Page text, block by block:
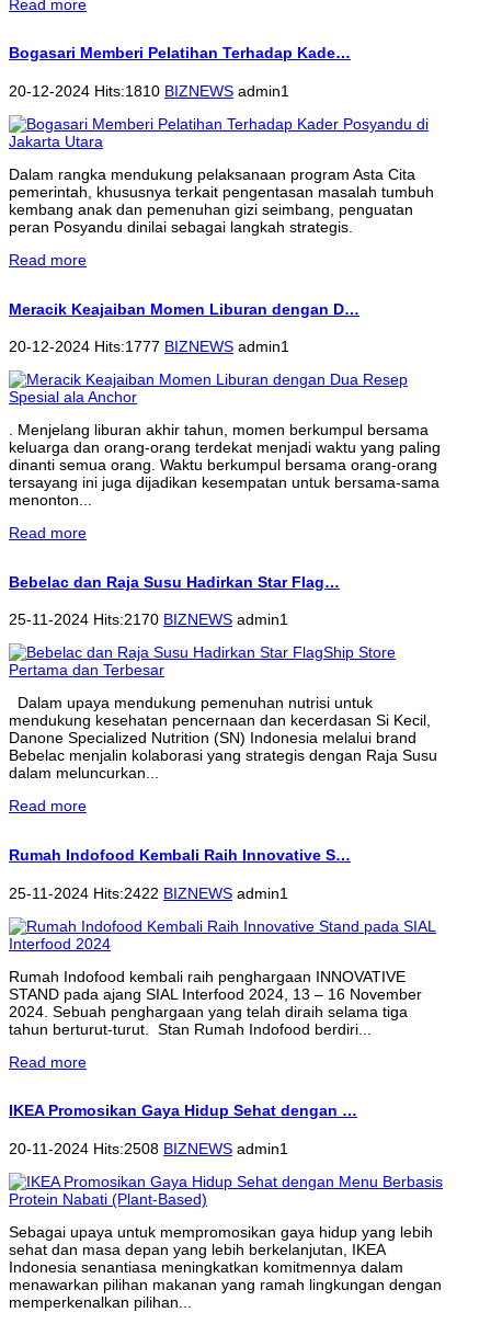
Read more
Bogasari Memberi Pelatihan Terhadap Kade…
20-12-2024 Hits:1810 BIZNEWS admin1
Dalam rangka mendukung pelaksanaan program Asta Cita
pemerintah, khususnya terkait pengentasan masalah tumbuh
kembang anak dan pemenuhan gizi seimbang, penguatan
peran Posyandu dinilai sebagai langkah strategis.
Read more
Meracik Keajaiban Momen Liburan dengan D…
20-12-2024 Hits:1777 BIZNEWS admin1
. Menjelang liburan akhir tahun, momen berkumpul bersama
keluarga dan orang-orang terdekat menjadi waktu yang paling
dinanti semua orang. Waktu berkumpul bersama orang-orang
tersayang ini juga dijadikan kesempatan untuk bersama-sama
menonton...
Read more
Bebelac dan Raja Susu Hadirkan Star Flag…
25-11-2024 Hits:2170 BIZNEWS admin1
Dalam upaya mendukung pemenuhan nutrisi untuk
mendukung kesehatan pencernaan dan kecerdasan Si Kecil,
Danone Specialized Nutrition (SN) Indonesia melalui brand
Bebelac menjalin kolaborasi yang strategis dengan Raja Susu
dalam meluncurkan...
Read more
Rumah Indofood Kembali Raih Innovative S…
25-11-2024 Hits:2422 BIZNEWS admin1
Rumah Indofood kembali raih penghargaan INNOVATIVE
STAND pada ajang SIAL Interfood 2024, 13 – 16 November
2024. Sebuah penghargaan yang telah diraih selama tiga
tahun berturut-turut. Stan Rumah Indofood berdiri...
Read more
IKEA Promosikan Gaya Hidup Sehat dengan …
20-11-2024 Hits:2508 BIZNEWS admin1
Sebagai upaya untuk mempromosikan gaya hidup yang lebih
sehat dan masa depan yang lebih berkelanjutan, IKEA
Indonesia senantiasa meningkatkan komitmennya dalam
menawarkan pilihan makanan yang ramah lingkungan dengan
memperkenalkan pilihan...